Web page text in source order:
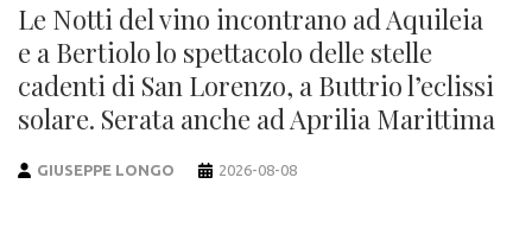
Le Notti del vino incontrano ad Aquileia
e a Bertiolo lo spettacolo delle stelle
cadenti di San Lorenzo, a Buttrio l’eclissi
solare. Serata anche ad Aprilia Marittima
GIUSEPPE LONGO 2026-08-08